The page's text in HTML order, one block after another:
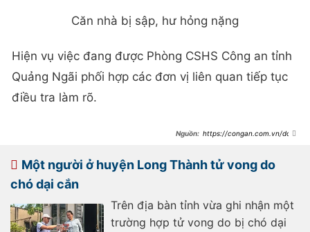
Căn nhà bị sập, hư hỏng nặng
Hiện vụ việc đang được Phòng CSHS Công an tỉnh
Quảng Ngãi phối hợp các đơn vị liên quan tiếp tục
điều tra làm rõ.
https://congan.com.vn/doi-
vong_173101.html
Một người ở huyện Long Thành tử vong do
chó dại cắn
Trên địa bàn tỉnh vừa ghi nhận một
trường hợp tử vong do bị chó dại